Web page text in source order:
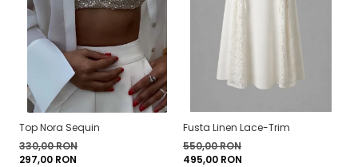
Top Nora Sequin
330,00 RON
297,00 RON
Fusta Linen Lace-Trim
550,00 RON
495,00 RON